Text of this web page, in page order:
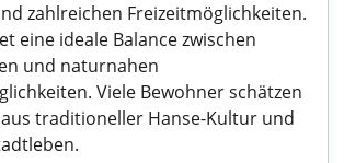
zahlreichen Freizeitmöglichkeiten.
eine ideale Balance zwischen
und naturnahen
Viele Bewohner schätzen
traditioneller Hanse-Kultur und